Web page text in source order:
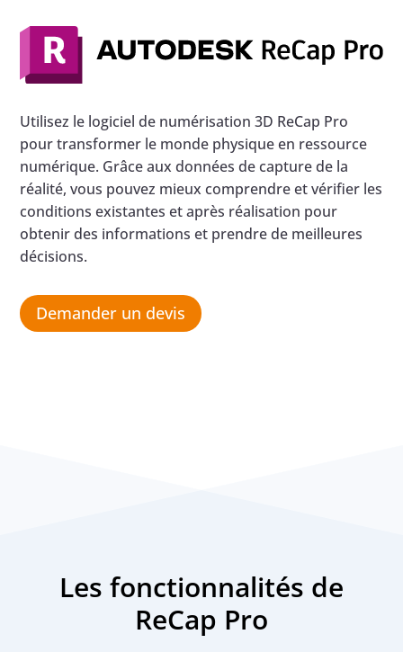
Utilisez le logiciel de numérisation 3D ReCap Pro
pour transformer le monde physique en ressource
numérique. Grâce aux données de capture de la
réalité, vous pouvez mieux comprendre et vérifier les
conditions existantes et après réalisation pour
obtenir des informations et prendre de meilleures
décisions.
Demander un devis
Les fonctionnalités de
ReCap Pro